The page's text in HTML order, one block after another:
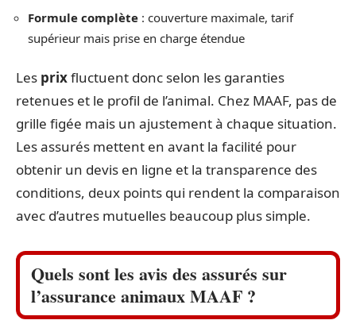
Formule complète : couverture maximale, tarif
supérieur mais prise en charge étendue
Les prixfluctuent donc selon les garanties
retenues et le profil de l’animal. Chez MAAF, pas de
grille figée mais un ajustement à chaque situation.
Les assurés mettent en avant la facilité pour
obtenir un devis en ligne et la transparence des
conditions, deux points qui rendent la comparaison
avec d’autres mutuelles beaucoup plus simple.
Quels sont les avis des assurés sur
l’assurance animaux MAAF ?